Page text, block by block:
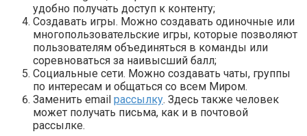
удобно получать доступ к контенту;
Создавать игры. Можно создавать одиночные или
многопользовательские игры, которые позволяют
пользователям объединяться в команды или
соревноваться за наивысший балл;
Социальные сети. Можно создавать чаты, группы
по интересам и общаться со всем Миром.
Заменить email рассылку. Здесь также человек
может получать письма, как и в почтовой
рассылке.